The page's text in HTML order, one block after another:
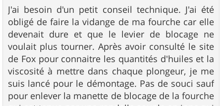
g
e
J'ai besoin d'un petit conseil technique. J'ai été
obligé de faire la vidange de ma fourche car elle
devenait dure et que le levier de blocage ne
voulait plus tourner. Après avoir consulté le site
de Fox pour connaitre les quantités d'huiles et la
viscosité à mettre dans chaque plongeur, je me
suis lancé pour le démontage. Pas de souci sauf
pour enlever la manette de blocage de la fourche